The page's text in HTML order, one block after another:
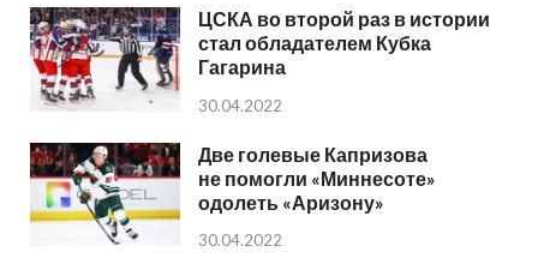
ЦСКА во второй раз в истории
стал обладателем Кубка
Гагарина
30.04.2022
Две голевые Капризова
не помогли «Миннесоте»
одолеть «Аризону»
30.04.2022